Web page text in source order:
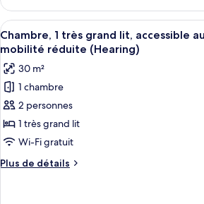
chambre
(King
with
Sofabed)
le
type
de
chambre
chambre
(King
with
Sofabed)
Afficher
toutes
les
photos
pour
ce
type
de
chambre :
Chambre,
Une
5
Chambre, 1 très grand lit, accessible
mobilité réduite (Hearing)
30 m²
1 chambre
2 personnes
1 très grand lit
Wi-Fi gratuit
Plus de détails
Plus